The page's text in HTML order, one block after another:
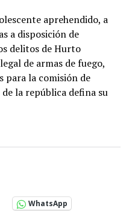
aprehendido, a
a disposición de
delitos de Hurto
de armas de fuego,
para la comisión de
la república defina su
WhatsApp